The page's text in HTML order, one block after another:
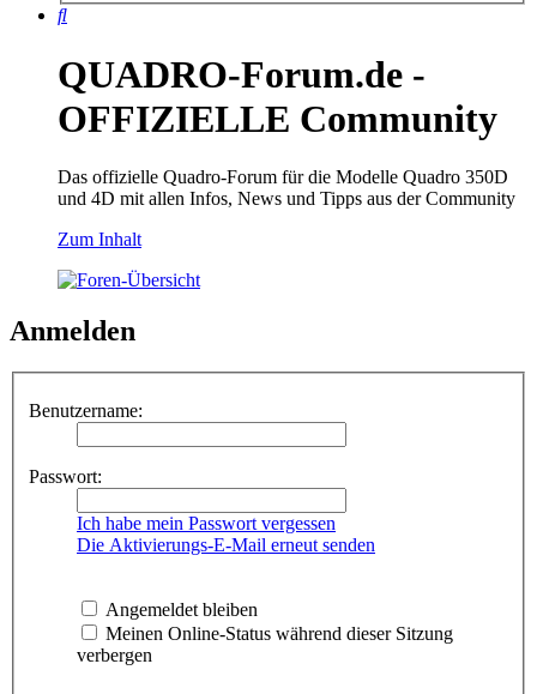
Suche
QUADRO-Forum.de -
OFFIZIELLE Community
Das offizielle Quadro-Forum für die Modelle Quadro 350D
und 4D mit allen Infos, News und Tipps aus der Community
Zum Inhalt
Anmelden
Benutzername:
Passwort:
Ich habe mein Passwort vergessen
Die Aktivierungs-E-Mail erneut senden
Angemeldet bleiben
Meinen Online-Status während dieser Sitzung
verbergen